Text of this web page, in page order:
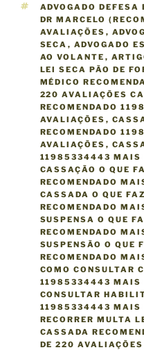
E
G
O
R
I
A
S
T
A
G
S
ADVOGADO
DR MARCELO
AVALIAÇÕES ,
SECA , ADVOGADO
AO VOLANTE ,
LEI SECA PÃO DE
MÉDICO
220 AVALIAÇÕES
RECOMENDADO
AVALIAÇÕES ,
RECOMENDADO
AVALIAÇÕES ,
11985334443 MAIS
CASSAÇÃO O QUE
RECOMENDADO
CASSADA O QUE
RECOMENDADO
SUSPENSA O QUE
RECOMENDADO
SUSPENSÃO O
RECOMENDADO
COMO CONSULTAR
11985334443 MAIS
CONSULTAR
11985334443 MAIS
RECORRER MULTA
CASSADA
DE 220 AVALIAÇÕES